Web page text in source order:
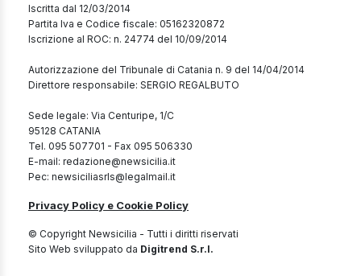
Iscritta dal 12/03/2014
Partita Iva e Codice fiscale: 05162320872
Iscrizione al ROC: n. 24774 del 10/09/2014
Autorizzazione del Tribunale di Catania n. 9 del 14/04/2014
Direttore responsabile: SERGIO REGALBUTO
Sede legale: Via Centuripe, 1/C
95128 CATANIA
Tel. 095 507701 - Fax 095 506330
E-mail: redazione@newsicilia.it
Pec: newsiciliasrls@legalmail.it
Privacy Policy e Cookie Policy
© Copyright Newsicilia - Tutti i diritti riservati
Sito Web sviluppato da Digitrend S.r.l.